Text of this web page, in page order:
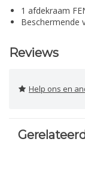
1 afdekraam
Beschermende
Reviews
Help ons en